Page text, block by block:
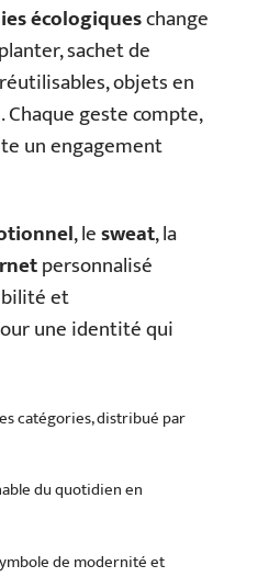
écologiqueschange
sachet de
objets en
geste compte,
un engagement
, lesweat, la
personnalisé
et
une identité qui
catégories, distribué par
du quotidien en
de modernité et